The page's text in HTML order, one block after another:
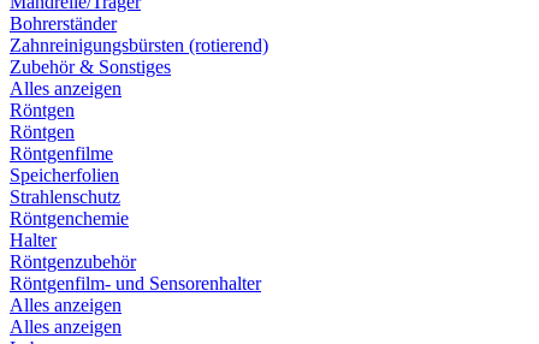
Bohrerständer
Zahnreinigungsbürsten (rotierend)
Zubehör & Sonstiges
Alles anzeigen
Röntgen
Röntgen
Röntgenfilme
Speicherfolien
Strahlenschutz
Röntgenchemie
Halter
Röntgenzubehör
Röntgenfilm- und Sensorenhalter
Alles anzeigen
Alles anzeigen